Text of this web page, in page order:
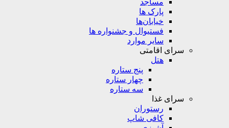
پارک ها
خیابان‌ها
فستیوال و جشنواره ها
سایر موارد
سرای اقامتی
هتل
پنج ستاره
چهار ستاره
سه ستاره
سرای غذا
رستوران
کافی شاپ